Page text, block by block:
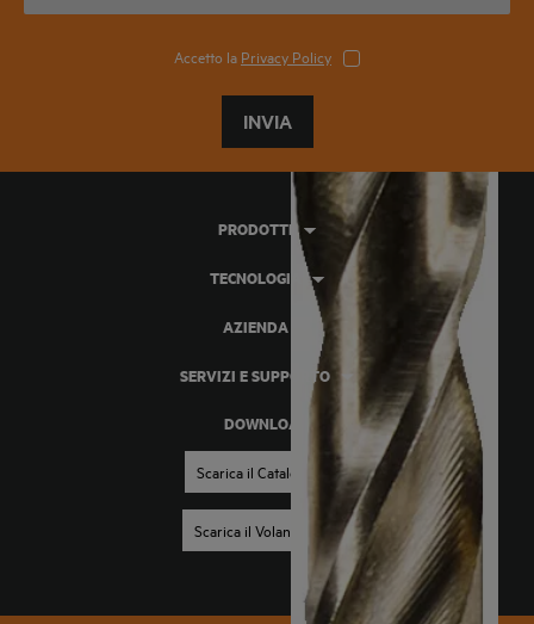
Accetto la Privacy Policy
INVIA
DOWNLOAD
Scarica il Catalogo
Scarica il Volantino
PRODOTTI
TECNOLOGIA
AZIENDA
SERVIZI E SUPPORTO